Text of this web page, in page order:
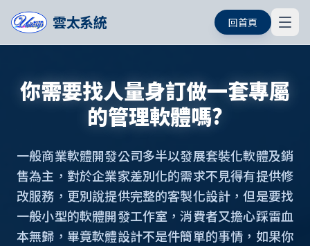
雲太系統 回首頁
你需要找人量身訂做一套專屬
的管理軟體嗎?
一般商業軟體開發公司多半以發展套裝化軟體及銷
售為主，對於企業家差別化的需求不見得有提供修
改服務，更別說提供完整的客製化設計，但是要找
一般小型的軟體開發工作室，消費者又擔心踩雷血
本無歸，畢竟軟體設計不是件簡單的事情，如果你